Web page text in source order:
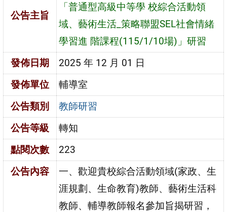
公告主旨
「普通型高級中等學 校綜合活動領
域、藝術生活_策略聯盟SEL社會情緒
學習進 階課程(115/1/10場)」研習
發佈日期
2025 年 12 月 01 日
發佈單位
輔導室
公告類別
教師研習
公告等級
轉知
點閱次數
223
公告內容
一、歡迎貴校綜合活動領域(家政、生
涯規劃、生命教育)教師、藝術生活科
教師、輔導教師報名參加旨揭研習，